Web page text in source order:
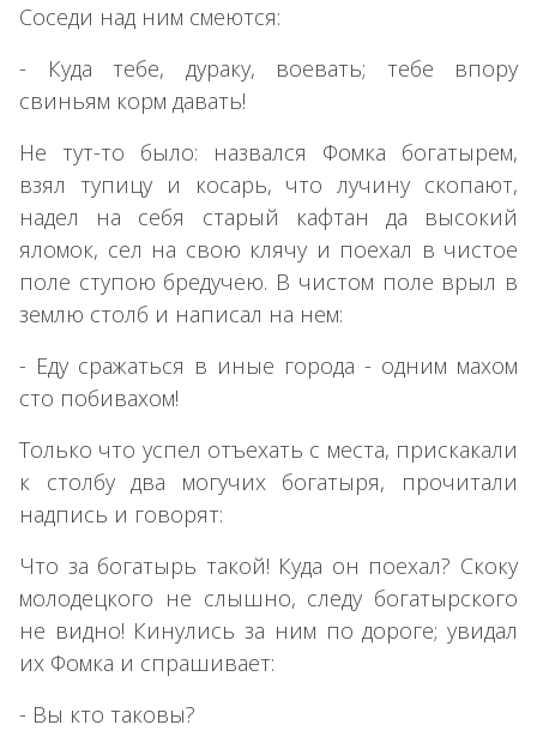
Соседи над ним смеются:
- Куда тебе, дураку, воевать; тебе впору
свиньям корм давать!
Не тут-то было: назвался Фомка богатырем,
взял тупицу и косарь, что лучину скопают,
надел на себя старый кафтан да высокий
яломок, сел на свою клячу и поехал в чистое
поле ступою бредучею. В чистом поле врыл в
землю столб и написал на нем:
- Еду сражаться в иные города - одним махом
сто побивахом!
Только что успел отъехать с места, прискакали
к столбу два могучих богатыря, прочитали
надпись и говорят:
Что за богатырь такой! Куда он поехал? Скоку
молодецкого не слышно, следу богатырского
не видно! Кинулись за ним по дороге; увидал
их Фомка и спрашивает:
- Вы кто таковы?